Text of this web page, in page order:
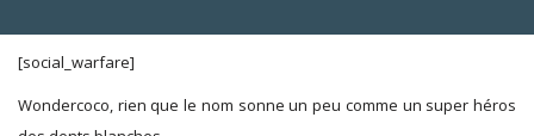
[social_warfare]
Wondercoco, rien que le nom sonne un peu comme un super héros